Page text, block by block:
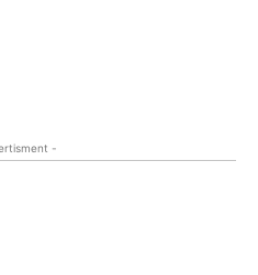
-